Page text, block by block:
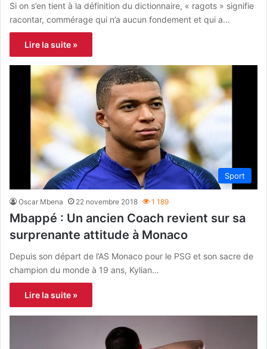
Si on s’en tient à la définition du dictionnaire, « ragots » signifie
racontar, commérage qui n’a aucun fondement et qui a…
Lire la suite »
Sport
Oscar Mbena 22 novembre 2018 1 189
Mbappé : Un ancien Coach revient sur sa
surprenante attitude à Monaco
Depuis son départ de l’AS Monaco pour le PSG et son sacre de
champion du monde à 19 ans, Kylian…
Lire la suite »